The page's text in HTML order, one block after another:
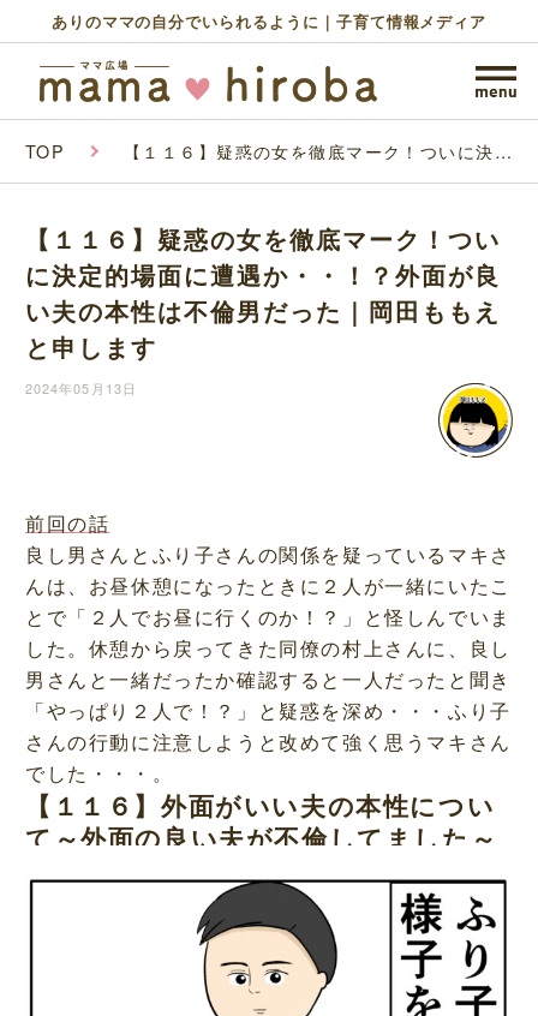
ありのママの自分でいられるように｜子育て情報メディア
TOP 【１１６】疑惑の女を徹底マーク！ついに決定
不倫男だった｜岡田ももえと申します
【１１６】疑惑の女を徹底マーク！つい
に決定的場面に遭遇か・・！？外面が良
い夫の本性は不倫男だった｜岡田ももえ
と申します
2024年05月13日
前回の話
良し男さんとふり子さんの関係を疑っているマキさ
んは、お昼休憩になったときに２人が一緒にいたこ
とで「２人でお昼に行くのか！？」と怪しんでいま
した。休憩から戻ってきた同僚の村上さんに、良し
男さんと一緒だったか確認すると一人だったと聞き
「やっぱり２人で！？」と疑惑を深め・・・ふり子
さんの行動に注意しようと改めて強く思うマキさん
でした・・・。
【１１６】外面がいい夫の本性につい
て～外面の良い夫が不倫してました～